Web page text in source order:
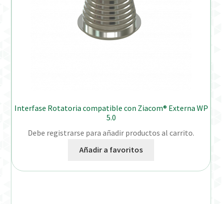
Interfase Rotatoria compatible con Ziacom® Externa WP
5.0
Debe registrarse para añadir productos al carrito.
Añadir a favoritos